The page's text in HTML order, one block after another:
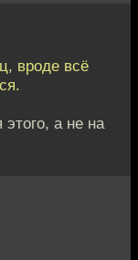
вроде всё
а не на